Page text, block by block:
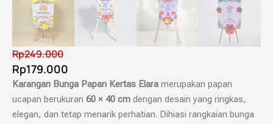
Rp249.000
Rp179.000
Karangan Bunga Papan Kertas Elara merupakan papan
ucapan berukuran 60 × 40 cm dengan desain yang ringkas,
elegan, dan tetap menarik perhatian. Dihiasi rangkaian bunga